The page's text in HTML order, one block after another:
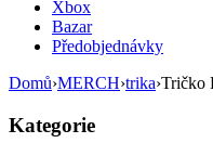
Xbox
Bazar
Předobjednávky
Domů›MERCH›trika›Tričko
Kategorie